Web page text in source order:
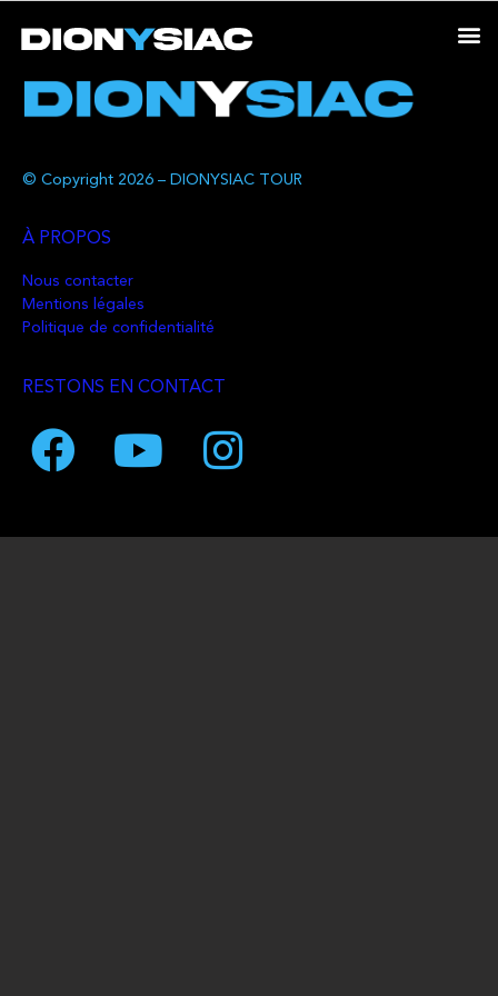
© Copyright 2026 – DIONYSIAC TOUR
À PROPOS
Nous contacter
Mentions légales
Politique de confidentialité
RESTONS EN CONTACT